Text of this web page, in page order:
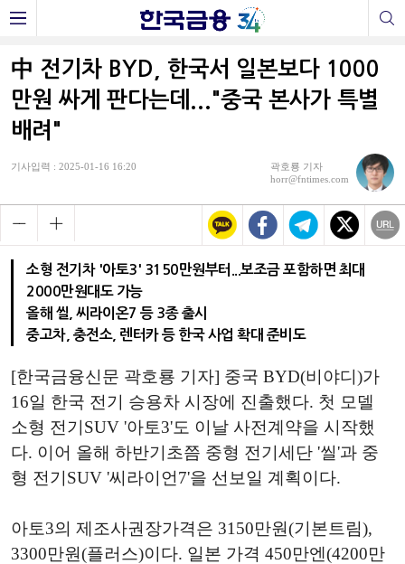
中 전기차 BYD, 한국서 일본보다 1000
만원 싸게 판다는데..."중국 본사가 특별
배려"
기사입력 : 2025-01-16 16:20
곽호룡 기자
horr@fntimes.com
소형 전기차 '아토3' 3150만원부터...보조금 포함하면 최대
2000만원대도 가능
올해 씰, 씨라이온7 등 3종 출시
중고차, 충전소, 렌터카 등 한국 사업 확대 준비도
[한국금융신문 곽호룡 기자] 중국 BYD(비야디)가
16일 한국 전기 승용차 시장에 진출했다. 첫 모델
소형 전기SUV '아토3'도 이날 사전계약을 시작했
다. 이어 올해 하반기초쯤 중형 전기세단 '씰'과 중
형 전기SUV '씨라이언7'을 선보일 계획이다.
아토3의 제조사권장가격은 3150만원(기본트림),
3300만원(플러스)이다. 일본 가격 450만엔(4200만